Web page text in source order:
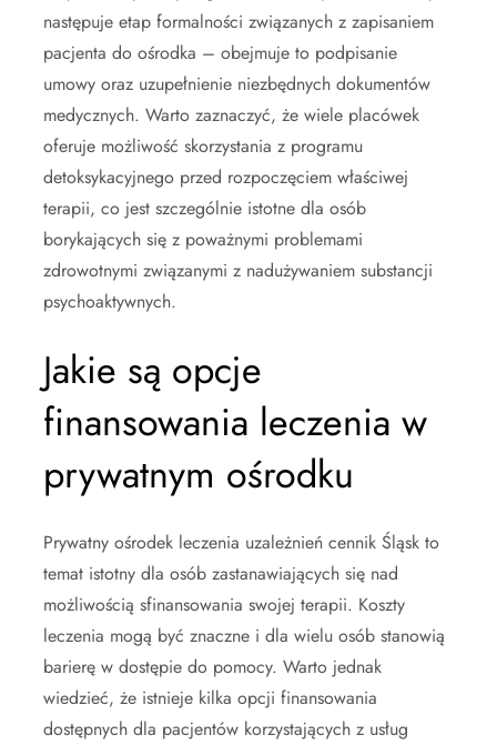
następuje etap formalności związanych z zapisaniem
pacjenta do ośrodka – obejmuje to podpisanie
umowy oraz uzupełnienie niezbędnych dokumentów
medycznych. Warto zaznaczyć, że wiele placówek
oferuje możliwość skorzystania z programu
detoksykacyjnego przed rozpoczęciem właściwej
terapii, co jest szczególnie istotne dla osób
borykających się z poważnymi problemami
zdrowotnymi związanymi z nadużywaniem substancji
psychoaktywnych.
Jakie są opcje
finansowania leczenia w
prywatnym ośrodku
Prywatny ośrodek leczenia uzależnień cennik Śląsk to
temat istotny dla osób zastanawiających się nad
możliwością sfinansowania swojej terapii. Koszty
leczenia mogą być znaczne i dla wielu osób stanowią
barierę w dostępie do pomocy. Warto jednak
wiedzieć, że istnieje kilka opcji finansowania
dostępnych dla pacjentów korzystających z usług